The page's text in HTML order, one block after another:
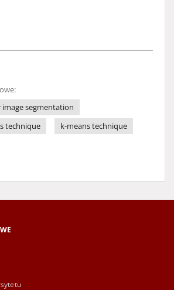
segmentation
technique
k-means technique